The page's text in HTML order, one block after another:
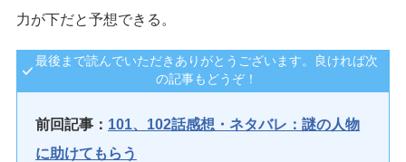
力が下だと予想できる。
最後まで読んでいただきありがとうございます。良ければ次
の記事もどうぞ！
前回記事： 101、102話感想・ネタバレ：謎の人物
に助けてもらう